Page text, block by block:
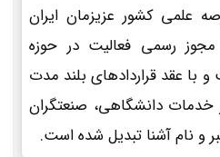
علمی کشور عزیزمان ایران
رسمی فعالیت در حوزه
با عقد قراردادهای بلند مدت
خدمات دانشگاهی، صنعتگران
و نام آشنا تبدیل شده است.